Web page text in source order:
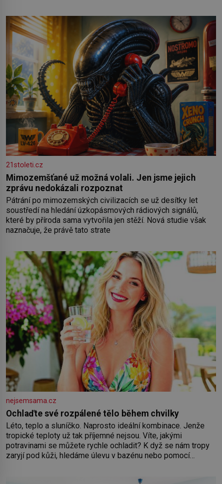
21stoleti.cz
Mimozemšťané už možná volali. Jen jsme jejich
zprávu nedokázali rozpoznat
Pátrání po mimozemských civilizacích se už desítky let
soustředí na hledání úzkopásmových rádiových signálů,
které by příroda sama vytvořila jen stěží. Nová studie však
naznačuje, že právě tato strate
nejsemsama.cz
Ochlaďte své rozpálené tělo během chvilky
Léto, teplo a sluníčko. Naprosto ideální kombinace. Jenže
tropické teploty už tak příjemné nejsou. Víte, jakými
potravinami se můžete rychle ochladit? K dyž se nám tropy
zaryjí pod kůži, hledáme úlevu v bazénu nebo pomocí